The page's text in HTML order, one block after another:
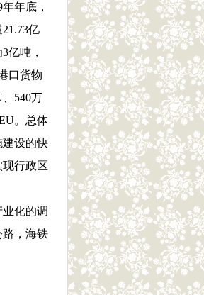
年底，
亿
亿吨，
口货物
540万
。总体
建设的快
行政区
化的调
，海铁